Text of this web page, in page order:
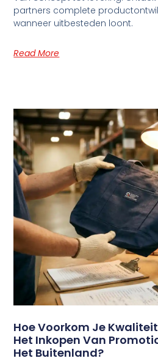
partners complete
wanneer uitbesteden loont.
Read More
Hoe Voorkom Je
Het Inkopen Van
Het Buitenland?